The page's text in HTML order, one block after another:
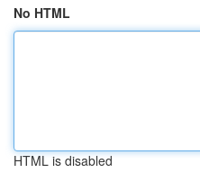
No HTML
HTML is disabled